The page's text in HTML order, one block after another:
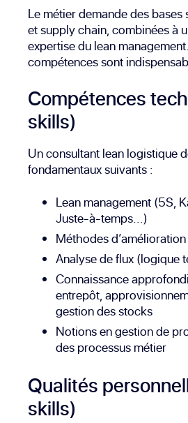
Le métier demande des
et supply chain, combinées à
expertise du lean
compétences sont
Compétences
skills)
Un consultant lean logistique
fondamentaux suivants :
Lean management (5S,
Juste-à-temps...)
Méthodes
Analyse de flux (logique
Connaissance
entrepôt,
gestion des stocks
Notions en gestion de
des processus métier
Qualités
skills)